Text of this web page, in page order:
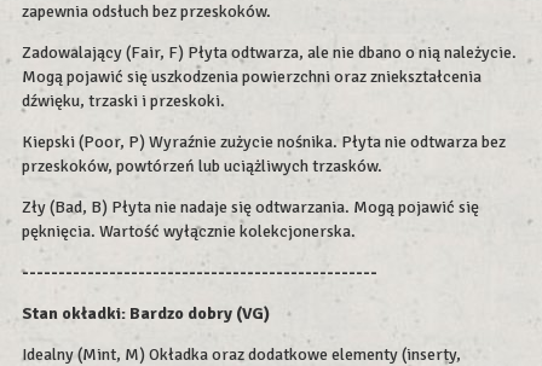
zapewnia odsłuch bez przeskoków.
Zadowalający (Fair, F) Płyta odtwarza, ale nie dbano o nią należycie.
Mogą pojawić się uszkodzenia powierzchni oraz zniekształcenia
dźwięku, trzaski i przeskoki.
Kiepski (Poor, P) Wyraźnie zużycie nośnika. Płyta nie odtwarza bez
przeskoków, powtórzeń lub uciążliwych trzasków.
Zły (Bad, B) Płyta nie nadaje się odtwarzania. Mogą pojawić się
pęknięcia. Wartość wyłącznie kolekcjonerska.
-------------------------------------------------
Stan okładki: Bardzo dobry (VG)
Idealny (Mint, M) Okładka oraz dodatkowe elementy (inserty,